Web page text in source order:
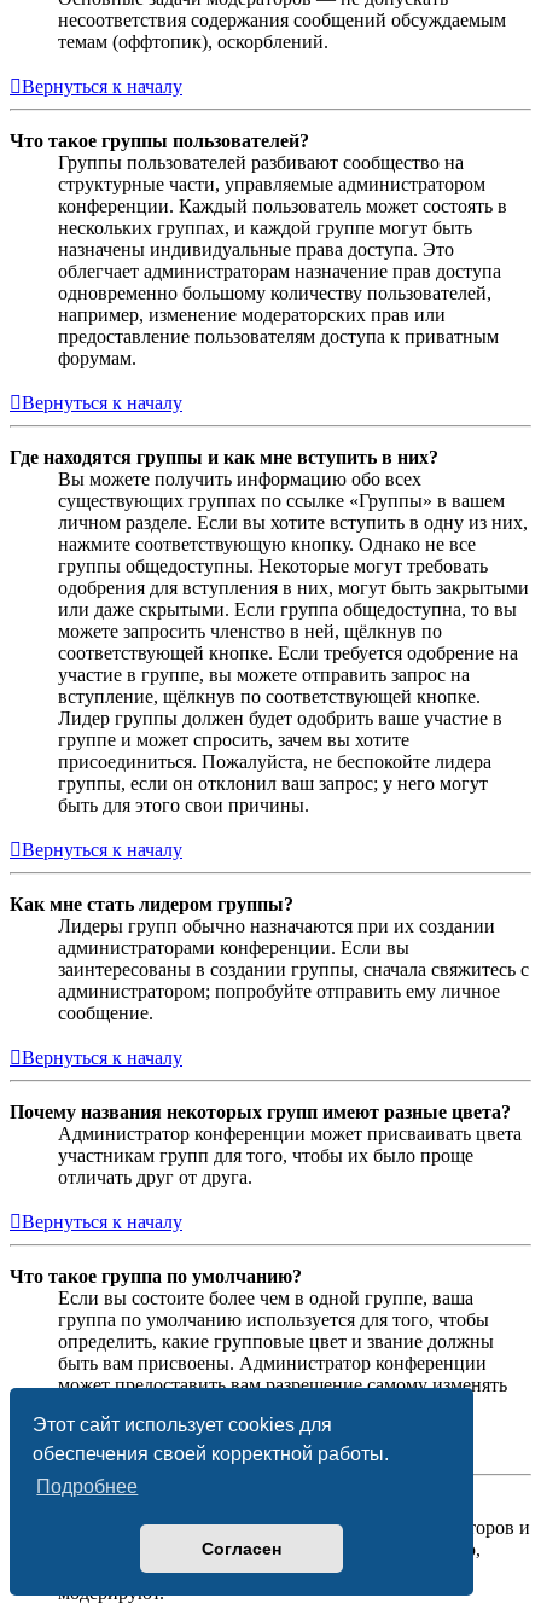
Этот сайт использует cookies для
обеспечения своей корректной работы.
Подробнее
Согласен
несоответствия содержания сообщений обсуждаемым
темам (оффтопик), оскорблений.
Вернуться к началу
Что такое группы пользователей?
Группы пользователей разбивают сообщество на
структурные части, управляемые администратором
конференции. Каждый пользователь может состоять в
нескольких группах, и каждой группе могут быть
назначены индивидуальные права доступа. Это
облегчает администраторам назначение прав доступа
одновременно большому количеству пользователей,
например, изменение модераторских прав или
предоставление пользователям доступа к приватным
форумам.
Вернуться к началу
Где находятся группы и как мне вступить в них?
Вы можете получить информацию обо всех
существующих группах по ссылке «Группы» в вашем
личном разделе. Если вы хотите вступить в одну из них,
нажмите соответствующую кнопку. Однако не все
группы общедоступны. Некоторые могут требовать
одобрения для вступления в них, могут быть закрытыми
или даже скрытыми. Если группа общедоступна, то вы
можете запросить членство в ней, щёлкнув по
соответствующей кнопке. Если требуется одобрение на
участие в группе, вы можете отправить запрос на
вступление, щёлкнув по соответствующей кнопке.
Лидер группы должен будет одобрить ваше участие в
группе и может спросить, зачем вы хотите
присоединиться. Пожалуйста, не беспокойте лидера
группы, если он отклонил ваш запрос; у него могут
быть для этого свои причины.
Вернуться к началу
Как мне стать лидером группы?
Лидеры групп обычно назначаются при их создании
администраторами конференции. Если вы
заинтересованы в создании группы, сначала свяжитесь с
администратором; попробуйте отправить ему личное
сообщение.
Вернуться к началу
Почему названия некоторых групп имеют разные цвета?
Администратор конференции может присваивать цвета
участникам групп для того, чтобы их было проще
отличать друг от друга.
Вернуться к началу
Что такое группа по умолчанию?
Если вы состоите более чем в одной группе, ваша
группа по умолчанию используется для того, чтобы
определить, какие групповые цвет и звание должны
быть вам присвоены. Администратор конференции
может предоставить вам разрешение самому изменять
Вернуться к началу
На этой странице вы найдёте список администраторов и
модераторов конференции и другую информацию,
такую как сведения о форумах, которые они
модерируют.